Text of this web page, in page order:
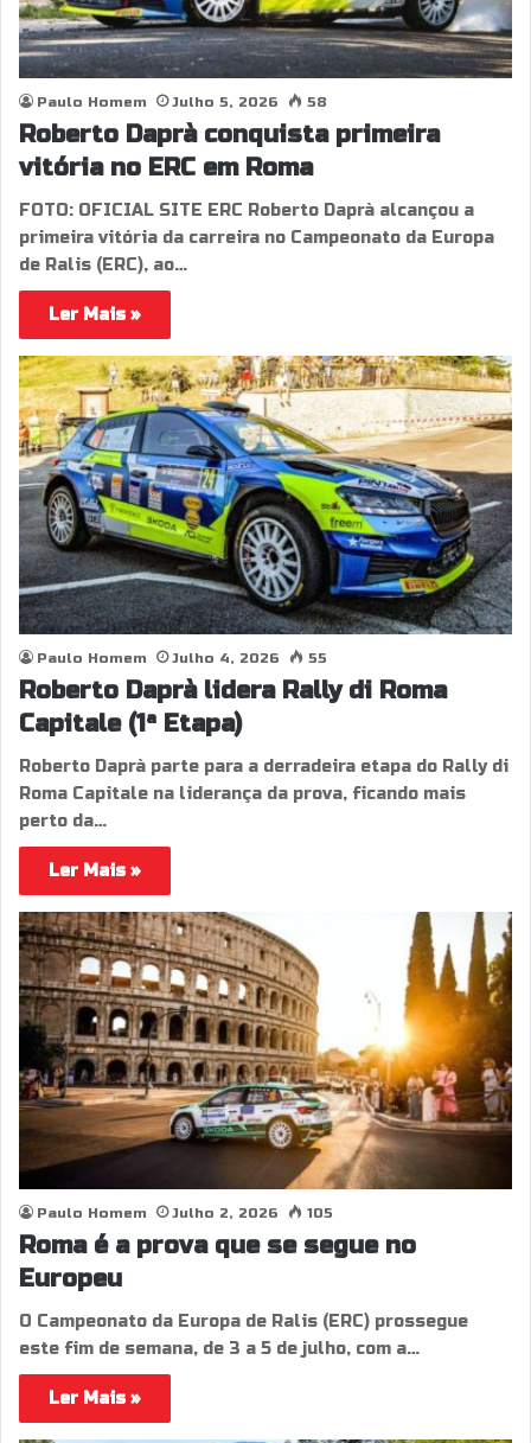
Paulo Homem Julho 5, 2026 58
Roberto Daprà conquista primeira
vitória no ERC em Roma
FOTO: OFICIAL SITE ERC Roberto Daprà alcançou a
primeira vitória da carreira no Campeonato da Europa
de Ralis (ERC), ao…
Ler Mais »
Paulo Homem Julho 4, 2026 55
Roberto Daprà lidera Rally di Roma
Capitale (1ª Etapa)
Roberto Daprà parte para a derradeira etapa do Rally di
Roma Capitale na liderança da prova, ficando mais
perto da…
Ler Mais »
Paulo Homem Julho 2, 2026 105
Roma é a prova que se segue no
Europeu
O Campeonato da Europa de Ralis (ERC) prossegue
este fim de semana, de 3 a 5 de julho, com a…
Ler Mais »